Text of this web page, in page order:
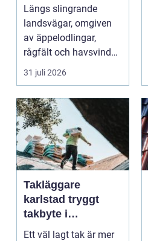
möter kreativt
hantverk
Längs slingrande
landsvägar, omgiven
av äppelodlingar,
rågfält och havsvindar,
har
31 juli 2026
Takläggare
karlstad tryggt
takbyte i
värmländskt klimat
Ett väl lagt tak är mer